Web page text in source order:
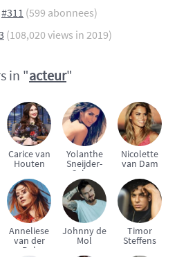
#311 (599 abonnees)
(108,020 views in 2019)
in "acteur"
Carice van
Houten
Yolanthe
Sneijder-
Cabau
Nicolette
van Dam
Anneliese
van der
Pol
Johnny de
Mol
Timor
Steffens